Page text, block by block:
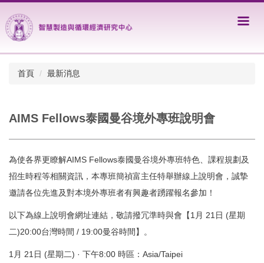
到
主
首頁 最新消息
AIMS Fellows泰國曼谷境外專班說明會
為使各界更瞭解AIMS Fellows泰國曼谷境外專班特色、課程規劃及
招生時程等相關資訊，本專班簡禎富主任特舉辦線上說明會，誠摯
邀請各位先進及對本境外專班者有興趣者踴躍報名參加！
以下為線上說明會網址連結，敬請撥冗準時與會【1月 21日 (星期
二)20:00台灣時間 / 19:00曼谷時間】。
1月 21日 (星期二) · 下午8:00 時區：Asia/Taipei